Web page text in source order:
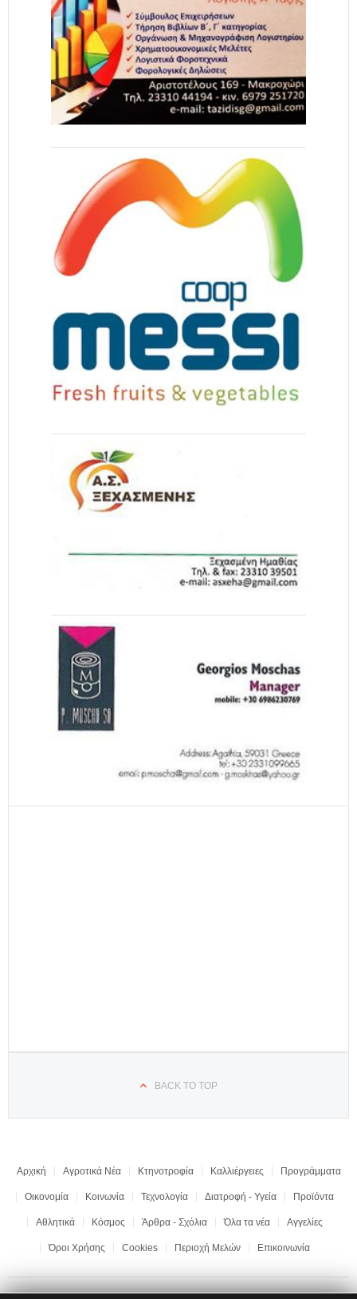
BACK TO TOP
Αρχική Αγροτικά Νέα Κτηνοτροφία Καλλιέργειες Προγράμματα
Οικονομία Κοινωνία Τεχνολογία Διατροφή - Υγεία Προϊόντα
Αθλητικά Κόσμος Άρθρα - Σχόλια Όλα τα νέα Αγγελίες
Όροι Χρήσης Cookies Περιοχή Μελών Επικοινωνία